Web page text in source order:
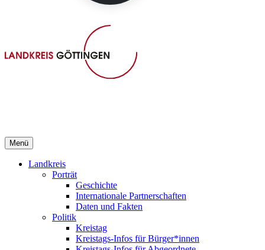
Menü
Landkreis
Porträt
Geschichte
Internationale Partnerschaften
Daten und Fakten
Politik
Kreistag
Kreistags-Infos für Bürger*innen